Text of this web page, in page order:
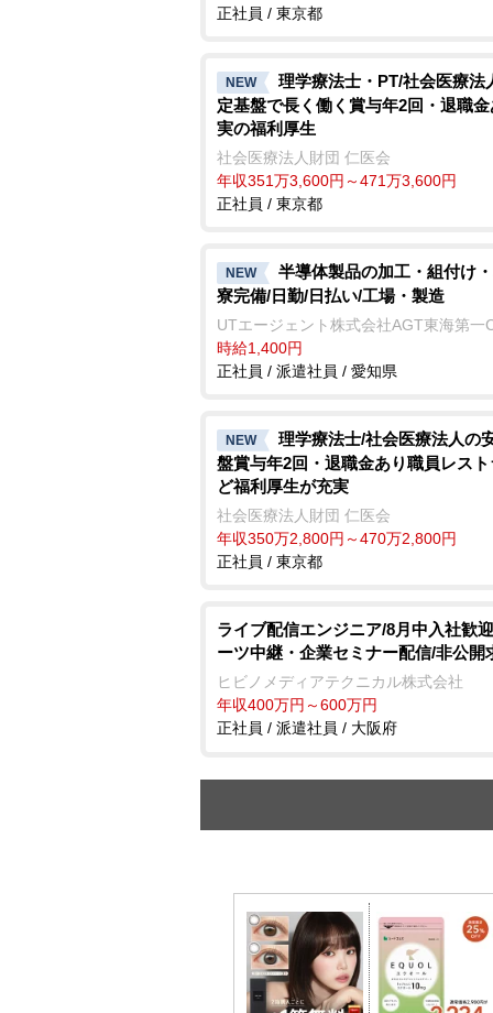
正社員 / 東京都
NEW
理学療法士・PT/社会医療法
定基盤で長く働く賞与年2回・退職
実の福利厚生
社会医療法人財団 仁医会
年収351万3,600円～471万3,600円
正社員 / 東京都
NEW
半導体製品の加工・組付け
寮完備/日勤/日払い/工場・製造
UTエージェント株式会社AGT東海第一
時給1,400円
正社員 / 派遣社員 / 愛知県
NEW
理学療法士/社会医療法人の
盤賞与年2回・退職金あり職員レス
ど福利厚生が充実
社会医療法人財団 仁医会
年収350万2,800円～470万2,800円
正社員 / 東京都
ライブ配信エンジニア/8月中入社歓
ーツ中継・企業セミナー配信/非公開
ヒビノメディアテクニカル株式会社
年収400万円～600万円
正社員 / 派遣社員 / 大阪府